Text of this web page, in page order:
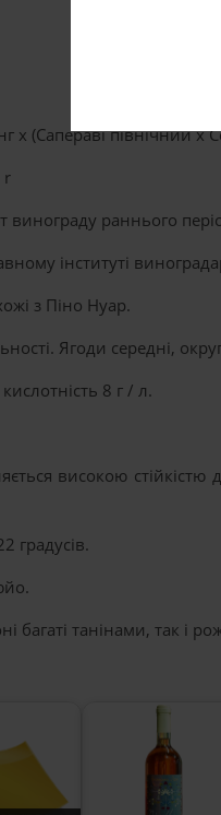
x (Сапераві північний x
r
раннього
інституті
з Піно Нуар.
Ягоди середні,
8 г / л.
високою
градусів.
багаті танінами, так і